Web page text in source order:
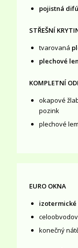
pojistná
STŘEŠNÍ
tvarovaná
plechové
KOMPLETNÍ
okapové
pozink
plechové
EURO OKNA
konečný